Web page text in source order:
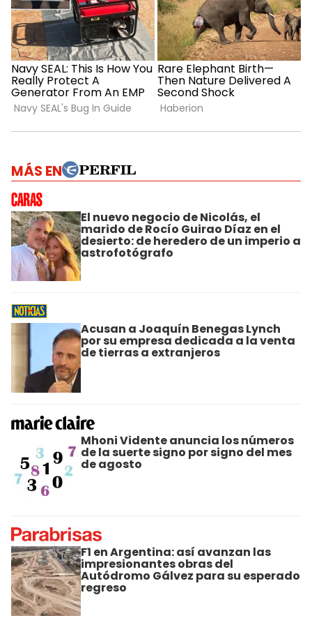
MÁS EN
El nuevo negocio de Nicolás, el
marido de Rocío Guirao Díaz en el
desierto: de heredero de un imperio a
astrofotógrafo
Acusan a Joaquín Benegas Lynch
por su empresa dedicada a la venta
de tierras a extranjeros
Mhoni Vidente anuncia los números
de la suerte signo por signo del mes
de agosto
F1 en Argentina: así avanzan las
impresionantes obras del
Autódromo Gálvez para su esperado
regreso